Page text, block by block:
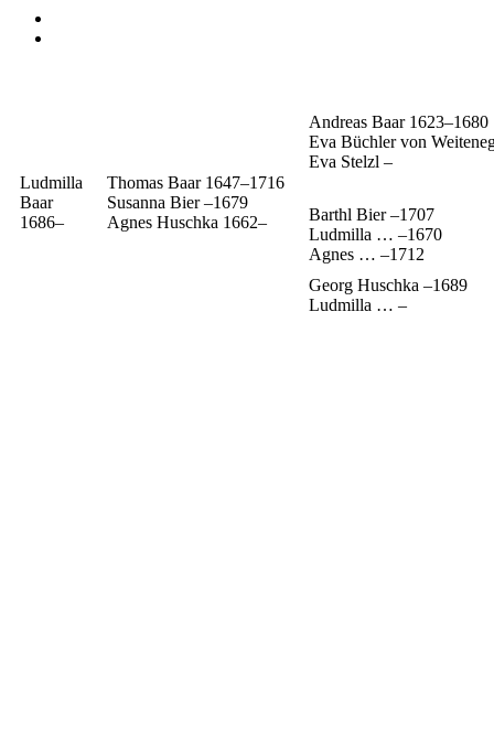
Ludmilla
Baar
1686–
Thomas Baar 1647–1716
Susanna Bier –1679
Agnes Huschka 1662–
Andreas Baar 1623–1680
Eva Büchler von
Eva Stelzl –
Barthl Bier –1707
Ludmilla … –1670
Agnes … –1712
Georg Huschka –1689
Ludmilla … –